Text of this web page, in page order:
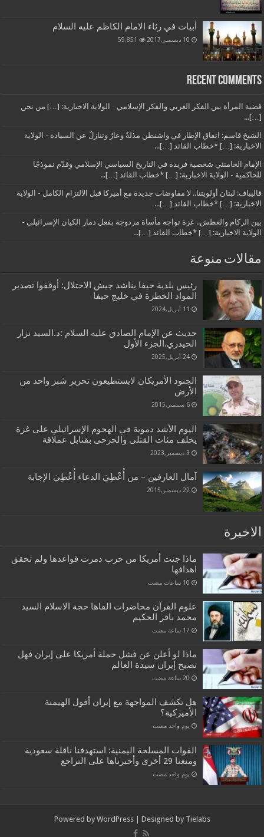
أبيات في رثاء الامام الكاظم عليه السلام
10 ديسمبر,2017 59,851
Recent Comments
قضية المرأة بين الفكر الغربي والفكر الإسلامي - الولاية الاخبارية: […] من نحن
[…]...
الشيخ قاسم: اتفاق الإطار في واشنطن مذلةٌ وعارٌ وتنازلٌ عن السيادة - الولاية
الاخبارية: […] *خطاب القائد […]...
الإمام الخامنئي شخصية فريدة في التاريخ السياسي الإسلامي وقدّم نموذجًا
للحاكمية - الولاية الاخبارية: […] *خطاب القائد […]...
قاليباف: لبنان أولويتنا.. لا مفاوضات جديدة مع أميركا قبل الالتزام الكامل - الولاية
الاخبارية: […] *خطاب القائد […]...
بين الركام والعطش.. غزة تواجه مأساة مزدوجة بفعل دمار الكيان الإسرائيلي -
الولاية الاخبارية: […] *خطاب القائد […]...
مقالات منوعة
رئيس بلدية حيفا يناشد جيش الاحتلال: أوقفوا تصدير
المواد الخطرة في خليج حيفا
11 أبريل,2024
حديث عن الإمام الصادق عليه السلام :د.السيد نزار
الحيدري.الجزء الأول
24 أبريل,2025
الجنود الأمريكان لايستطيعون تحرير شبر واحد من
الأرض
6 سبتمبر,2015
اليوم الأشد دموية في الهجوم الإسرائيلي على غزة
يخلف مئات القتلى والجرحى بقنابل عملاقة
3 ديسمبر,2023
آمال العارفين – من أُعْطِيَ الدعاء أُعْطِيَ الإجابة
22 ديسمبر,2015
الاخيرة
ماذا جنت أمريكا من حرب دمرت قواعدها ولم تحقق
اهدافها
علوم القرآن محاضرات القاها حجة الاسلام السيد
محمد باقر الحكيم
ماذا لو أعلن عن فشل حملة أمريكا على إيران فهل
تصبح إيران سيدة العالم
هل تكشف المواجهة مع إيران أفول الهيمنة
الأميركية؟
‏يوم واحد مضت
القوات المسلحة اليمنية: استهدفنا ناقلة سعودية
ومنعنا 29 أخرى وأجبرناها على التراجع
‏يوم واحد مضت
Powered by WordPress| Designed by Tielabs